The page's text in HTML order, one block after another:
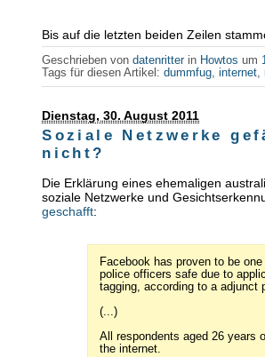
Bis auf die letzten beiden Zeilen
Geschrieben vondatenritterin Howtos um
Tags für diesen Artikel:dummfug ,internet ,
Dienstag, 30. August 2011
Soziale Netzwerke
nicht?
Die Erklärung eines ehemaligen
soziale Netzwerke und
geschafft:
Facebook has proven to be
police officers safe due to
tagging, according to a adjunct
(...)
All respondents aged 26 years
the internet.